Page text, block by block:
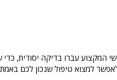
המקצוע עברו בדיקה יסודית,
למצוא טיפול שנכון לכם